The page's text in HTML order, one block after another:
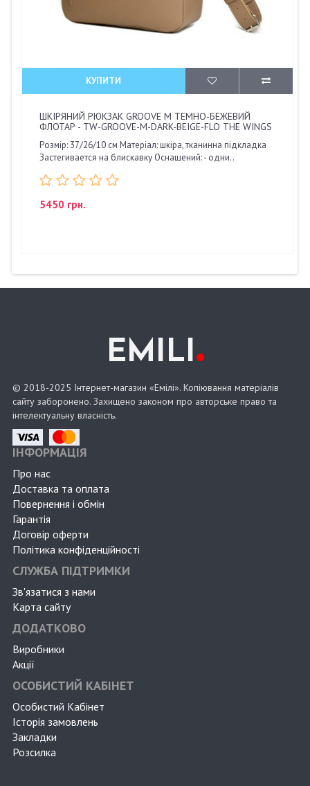
КУПИТИ
ШКІРЯНИЙ РЮКЗАК GROOVE M ТЕМНО-БЕЖЕВИЙ
ФЛОТАР - TW-GROOVE-M-DARK-BEIGE-FLO THE WINGS
Розмір: 37/26/10 см Матеріал: шкіра, тканинна підкладка
Застегивается на блискавку Оснащений: - одни..
5450 грн.
EMILI.
© 2018-2025 Інтернет-магазин «Емілі». Копіювання матеріалів
сайту заборонено. Захищено законом про авторське право та
інтелектуальну власність.
ІНФОРМАЦІЯ
Про нас
Доставка та оплата
Повернення і обмін
Гарантія
Договір оферти
Політика конфіденційності
СЛУЖБА ПІДТРИМКИ
Зв'язатися з нами
Карта сайту
ДОДАТКОВО
Виробники
Акції
ОСОБИСТИЙ КАБІНЕТ
Особистий Кабінет
Історія замовлень
Закладки
Розсилка